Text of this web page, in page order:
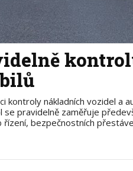
kontroly nákladních vozidel a
se pravidelně zaměřuje
bezpečnostních